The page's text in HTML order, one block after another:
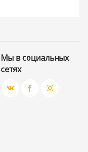
Мы в социальных
сетях